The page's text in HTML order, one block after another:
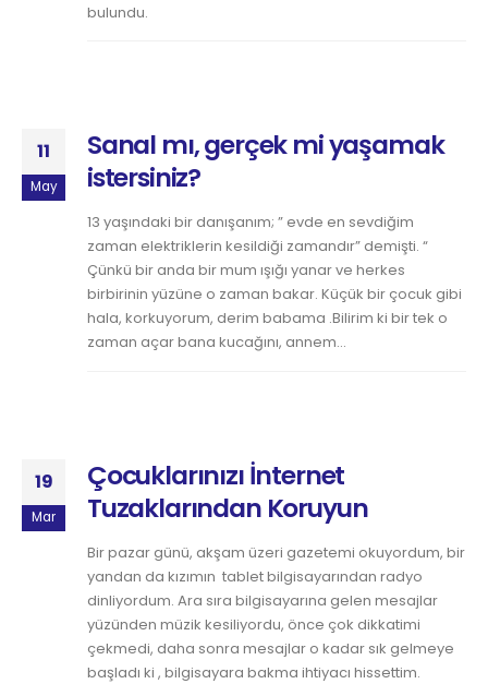
bulundu.
11
May
Sanal mı, gerçek mi yaşamak
istersiniz?
13 yaşındaki bir danışanım; ” evde en sevdiğim
zaman elektriklerin kesildiği zamandır” demişti. “
Çünkü bir anda bir mum ışığı yanar ve herkes
birbirinin yüzüne o zaman bakar. Küçük bir çocuk gibi
hala, korkuyorum, derim babama .Bilirim ki bir tek o
zaman açar bana kucağını, annem...
19
Mar
Çocuklarınızı İnternet
Tuzaklarından Koruyun
Bir pazar günü, akşam üzeri gazetemi okuyordum, bir
yandan da kızımın tablet bilgisayarından radyo
dinliyordum. Ara sıra bilgisayarına gelen mesajlar
yüzünden müzik kesiliyordu, önce çok dikkatimi
çekmedi, daha sonra mesajlar o kadar sık gelmeye
başladı ki , bilgisayara bakma ihtiyacı hissettim.